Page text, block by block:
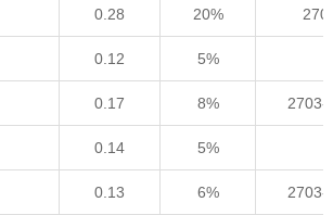
0.28 20%
0.12 5%
0.17 8% 2703-
0.14 5%
0.13 6% 2703-